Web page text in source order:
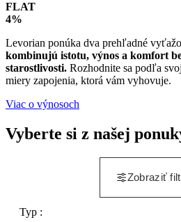
FLAT
4%
Levorian ponúka dva prehľadné
kombinujú istotu, výnos a komfort
starostlivosti. Rozhodnite sa podľa
miery zapojenia, ktorá vám vyhovuje.
Viac o výnosoch
Vyberte si z našej
Zobraziť
Typ :